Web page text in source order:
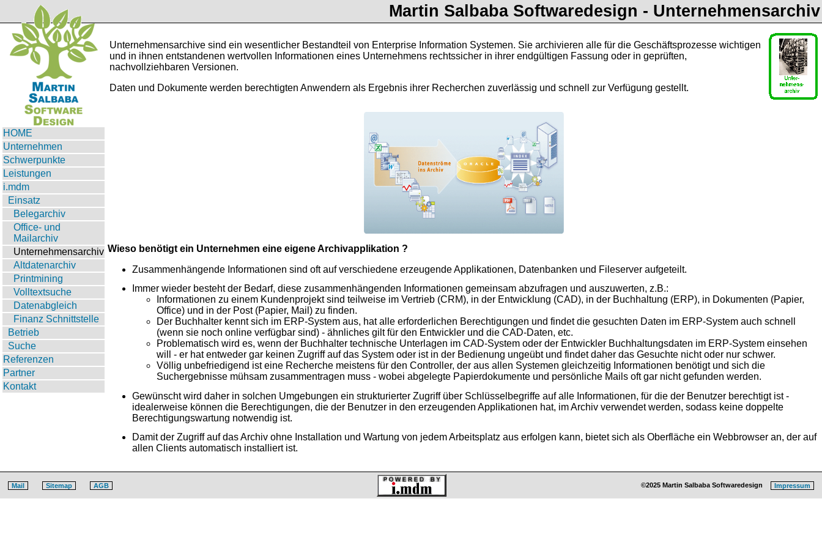
Martin Salbaba Softwaredesign - Unternehmensarchiv
HOME
Unternehmen
Schwerpunkte
Leistungen
i.mdm
Einsatz
Belegarchiv
Office- und
Mailarchiv
Unternehmensarchiv
Altdatenarchiv
Printmining
Volltextsuche
Datenabgleich
Finanz Schnittstelle
Betrieb
Suche
Referenzen
Partner
Kontakt
Unternehmensarchive sind ein wesentlicher Bestandteil von Enterprise Information Systemen. Sie archivieren alle für die Geschäftsprozesse wichtigen
und in ihnen entstandenen wertvollen Informationen eines Unternehmens rechtssicher in ihrer endgültigen Fassung oder in geprüften,
nachvollziehbaren Versionen.
Daten und Dokumente werden berechtigten Anwendern als Ergebnis ihrer Recherchen zuverlässig und schnell zur Verfügung gestellt.
Wieso benötigt ein Unternehmen eine eigene Archivapplikation ?
Zusammenhängende Informationen sind oft auf verschiedene erzeugende Applikationen, Datenbanken und Fileserver aufgeteilt.
Immer wieder besteht der Bedarf, diese zusammenhängenden Informationen gemeinsam abzufragen und auszuwerten, z.B.:
Informationen zu einem Kundenprojekt sind teilweise im Vertrieb (CRM), in der Entwicklung (CAD), in der Buchhaltung (ERP), in Dokumenten (Papier,
Office) und in der Post (Papier, Mail) zu finden.
Der Buchhalter kennt sich im ERP-System aus, hat alle erforderlichen Berechtigungen und findet die gesuchten Daten im ERP-System auch schnell
(wenn sie noch online verfügbar sind) - ähnliches gilt für den Entwickler und die CAD-Daten, etc.
Problematisch wird es, wenn der Buchhalter technische Unterlagen im CAD-System oder der Entwickler Buchhaltungsdaten im ERP-System einsehen
will - er hat entweder gar keinen Zugriff auf das System oder ist in der Bedienung ungeübt und findet daher das Gesuchte nicht oder nur schwer.
Völlig unbefriedigend ist eine Recherche meistens für den Controller, der aus allen Systemen gleichzeitig Informationen benötigt und sich die
Suchergebnisse mühsam zusammentragen muss - wobei abgelegte Papierdokumente und persönliche Mails oft gar nicht gefunden werden.
Gewünscht wird daher in solchen Umgebungen ein strukturierter Zugriff über Schlüsselbegriffe auf alle Informationen, für die der Benutzer berechtigt ist -
idealerweise können die Berechtigungen, die der Benutzer in den erzeugenden Applikationen hat, im Archiv verwendet werden, sodass keine doppelte
Berechtigungswartung notwendig ist.
Damit der Zugriff auf das Archiv ohne Installation und Wartung von jedem Arbeitsplatz aus erfolgen kann, bietet sich als Oberfläche ein Webbrowser an, der auf
allen Clients automatisch installiert ist.
Mail Sitemap AGB ©2025 Martin Salbaba Softwaredesign Impressum